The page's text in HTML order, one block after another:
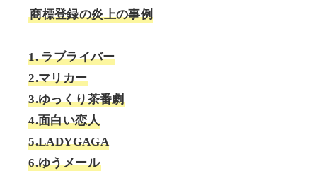
商標登録の炎上の事例
1. ラブライバー
2.マリカー
3.ゆっくり茶番劇
4.面白い恋人
5.LADYGAGA
6.ゆうメール